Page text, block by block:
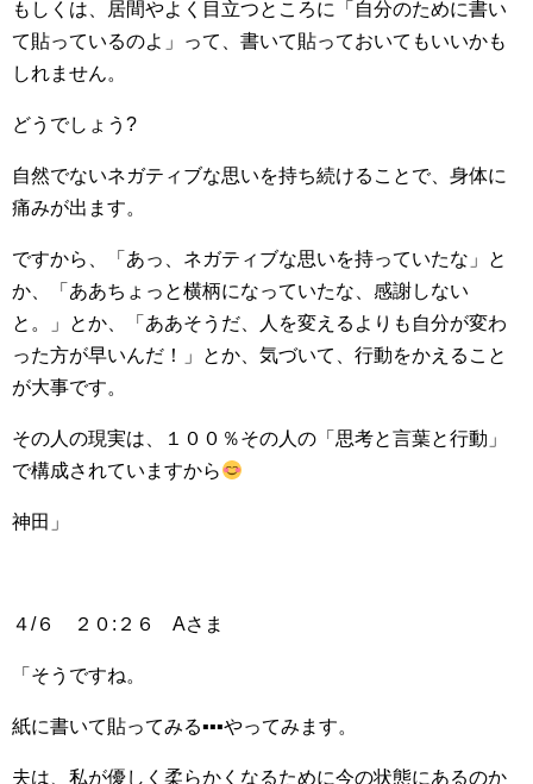
もしくは、居間やよく目立つところに「自分のために書い
て貼っているのよ」って、書いて貼っておいてもいいかも
しれません。
どうでしょう?
自然でないネガティブな思いを持ち続けることで、身体に
痛みが出ます。
ですから、「あっ、ネガティブな思いを持っていたな」と
か、「ああちょっと横柄になっていたな、感謝しない
と。」とか、「ああそうだ、人を変えるよりも自分が変わ
った方が早いんだ！」とか、気づいて、行動をかえること
が大事です。
その人の現実は、１００％その人の「思考と言葉と行動」
で構成されていますから
神田」
４/６ ２０:２６ Aさま
「そうですね。
紙に書いて貼ってみる▪▪▪やってみます。
夫は、私が優しく柔らかくなるために今の状態にあるのか